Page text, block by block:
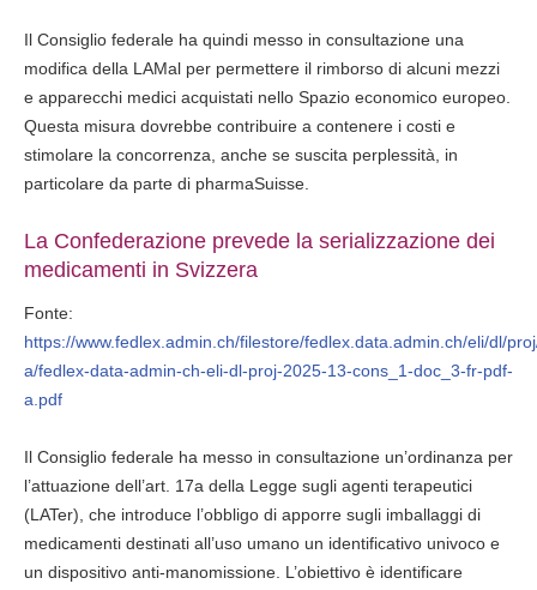
Il Consiglio federale ha quindi messo in consultazione una
modifica della LAMal per permettere il rimborso di alcuni mezzi
e apparecchi medici acquistati nello Spazio economico europeo.
Questa misura dovrebbe contribuire a contenere i costi e
stimolare la concorrenza, anche se suscita perplessità, in
particolare da parte di pharmaSuisse.
La Confederazione prevede la serializzazione dei
medicamenti in Svizzera
Fonte:
https://www.fedlex.admin.ch/filestore/fedlex.data.admin.ch/eli/dl/
a/fedlex-data-admin-ch-eli-dl-proj-2025-13-cons_1-doc_3-fr-pdf-
a.pdf
Il Consiglio federale ha messo in consultazione un’ordinanza per
l’attuazione dell’art. 17a della Legge sugli agenti terapeutici
(LATer), che introduce l’obbligo di apporre sugli imballaggi di
medicamenti destinati all’uso umano un identificativo univoco e
un dispositivo anti-manomissione. L’obiettivo è identificare